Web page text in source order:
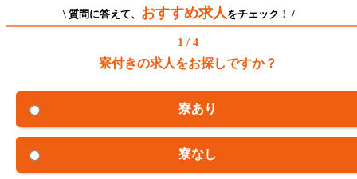
\ 質問に答えて、 おすすめ求人 をチェック！ /
1 / 4
寮付きの求人をお探しですか？
寮あり
寮なし